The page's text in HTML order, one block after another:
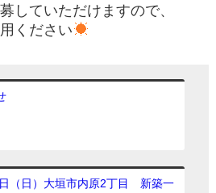
していただけますので、
ください